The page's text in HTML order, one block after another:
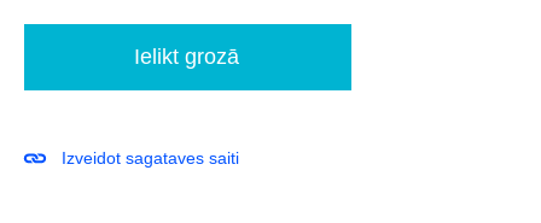
Izveidot sagataves saiti